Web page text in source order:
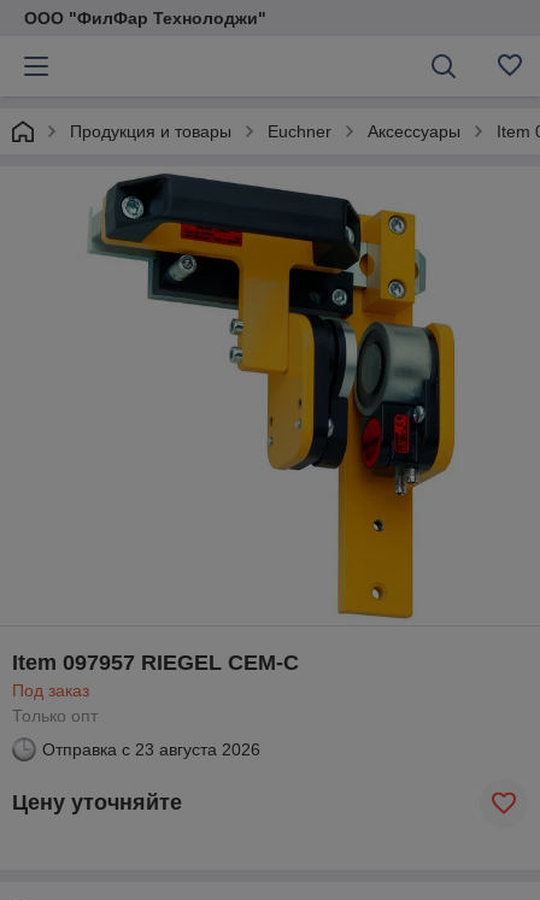
ООО "ФилФар Технолоджи"
Продукция и товары Euchner Аксессуары Item
Item 097957 RIEGEL CEM-C
Под заказ
Только опт
Отправка с 23 августа 2026
Цену уточняйте